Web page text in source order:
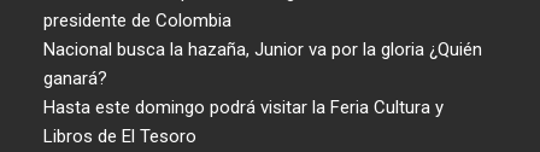
presidente de Colombia
Nacional busca la hazaña, Junior va por la gloria ¿Quién
ganará?
Hasta este domingo podrá visitar la Feria Cultura y
Libros de El Tesoro